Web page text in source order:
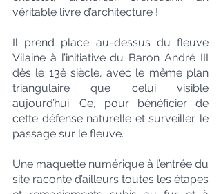
véritable livre d’architecture !
Il prend place au-dessus du fleuve
Vilaine à l’initiative du Baron André III
dès le 13è siècle, avec le même plan
triangulaire que celui visible
aujourd’hui. Ce, pour bénéficier de
cette défense naturelle et surveiller le
passage sur le fleuve.
Une maquette numérique à l’entrée du
site raconte d’ailleurs toutes les étapes